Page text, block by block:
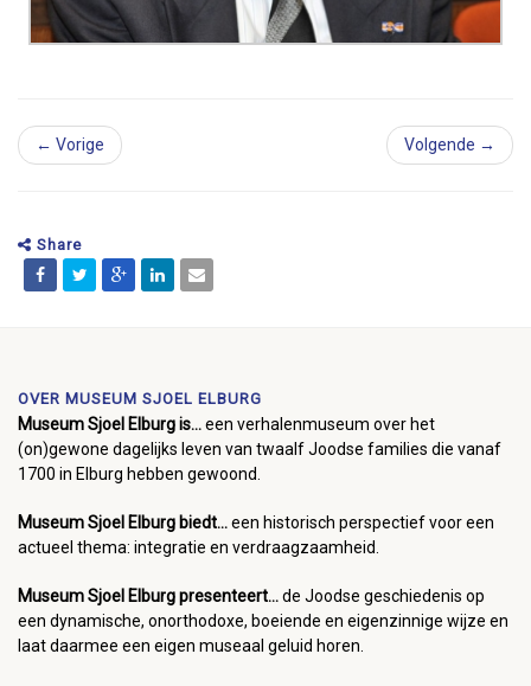
← Vorige Volgende →
Share
OVER MUSEUM SJOEL ELBURG
Museum Sjoel Elburg is...een verhalenmuseum over het
(on)gewone dagelijks leven van twaalf Joodse families die vanaf
1700 in Elburg hebben gewoond.
Museum Sjoel Elburg biedt...een historisch perspectief voor een
actueel thema: integratie en verdraagzaamheid.
Museum Sjoel Elburg presenteert...de Joodse geschiedenis op
een dynamische, onorthodoxe, boeiende en eigenzinnige wijze en
laat daarmee een eigen museaal geluid horen.